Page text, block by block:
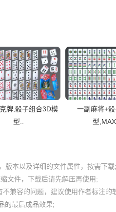
牌,骰子组合3D模
型..
一副麻将+
型
版本以及详细的文件属性，按需下载;
文件，下载后请先解压再使用;
兼容的问题，建议使用作者标注的
的最后成品效果;